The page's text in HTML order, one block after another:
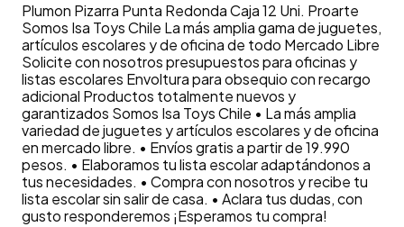
Plumon Pizarra Punta Redonda Caja 12 Uni. Proarte
Somos Isa Toys Chile La más amplia gama de juguetes,
artículos escolares y de oficina de todo Mercado Libre
Solicite con nosotros presupuestos para oficinas y
listas escolares Envoltura para obsequio con recargo
adicional Productos totalmente nuevos y
garantizados Somos Isa Toys Chile • La más amplia
variedad de juguetes y artículos escolares y de oficina
en mercado libre. • Envíos gratis a partir de 19.990
pesos. • Elaboramos tu lista escolar adaptándonos a
tus necesidades. • Compra con nosotros y recibe tu
lista escolar sin salir de casa. • Aclara tus dudas, con
gusto responderemos ¡Esperamos tu compra!